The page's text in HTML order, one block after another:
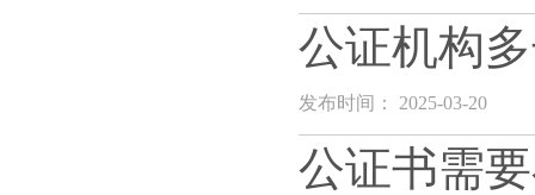
公证机构
发布时间： 2025-03-20
公证书需